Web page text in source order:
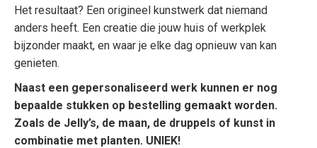
Het resultaat? Een origineel kunstwerk dat niemand
anders heeft. Een creatie die jouw huis of werkplek
bijzonder maakt, en waar je elke dag opnieuw van kan
genieten.
Naast een gepersonaliseerd werk kunnen er nog
bepaalde stukken op bestelling gemaakt worden.
Zoals de Jelly’s, de maan, de druppels of kunst in
combinatie met planten. UNIEK!